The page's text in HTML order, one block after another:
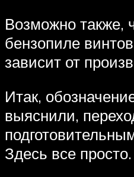
Возможно также,
бензопиле
зависит от
Итак,
выяснили,
Здесь все просто.